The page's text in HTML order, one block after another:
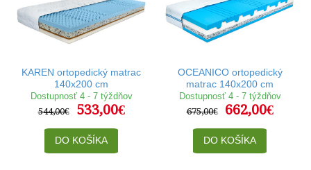
KAREN ortopedický matrac
140x200 cm
Dostupnosť 4 - 7 týždňov
544,00€
533,00€
DO KOŠÍKA
OCEANICO ortopedický
matrac 140x200 cm
Dostupnosť 4 - 7 týždňov
675,00€
662,00€
DO KOŠÍKA